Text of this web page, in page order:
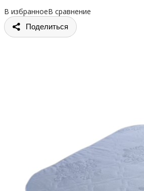
В избранноеВ сравнение
Поделиться